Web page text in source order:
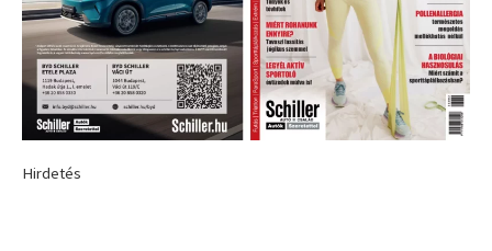
Hirdetés